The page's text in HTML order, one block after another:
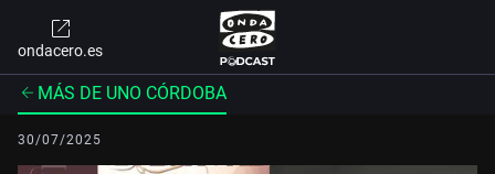
ondacero.es
MÁS DE UNO CÓRDOBA
30/07/2025